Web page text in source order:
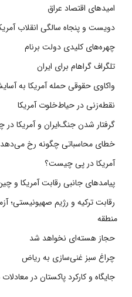
امیدهای اقتصاد عراق
دویست و پنجاه سالگی انقلاب
چهره‌های کلیدی دولت برنام
تلگراف گراهام برای ایران
واکاوی حقوقی حمله آمریکا به
نقطه‌زنی در حیاط‌خلوت آمریکا
گرفتار شدن جنگ‌ایران و
خطای محاسباتی چگونه رخ
آمریکا در پی چیست؟
پیامدهای جانبی رقابت آمریکا و
رقابت ترکیه و رژیم صهیونیستی؛
منطقه
حجاز هسته‌ای نخواهد شد
چراغ سبز غنی‌سازی به ریاض
جایگاه و کارکرد پاکستان در